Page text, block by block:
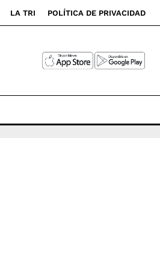
LA TRI POLÍTICA DE PRIVACIDAD